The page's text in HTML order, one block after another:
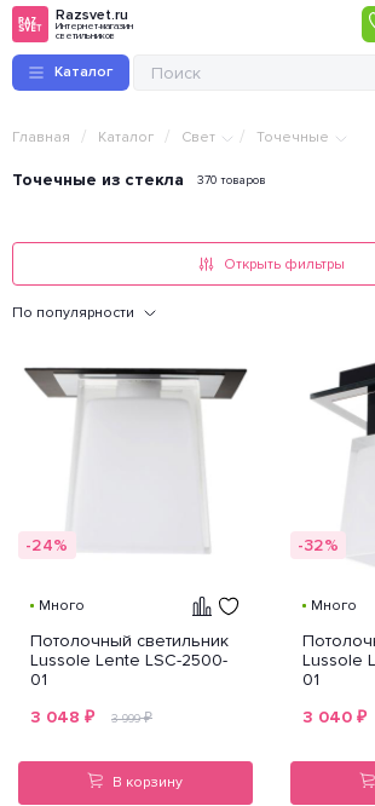
Razsvet.ru
Интернет-магазин
светильников
Каталог
Главная / Каталог / Свет / Точечные
Точечные из стекла 370 товаров
Открыть фильтры
По популярности
-24%
Много
Потолочный светильник
Lussole Lente LSC-2500-
01
3 048 ₽ 3 999₽
В корзину
-32%
Много
Lussole
01
3 040₽